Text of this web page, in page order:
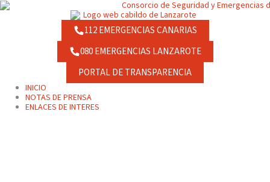
contenido
Ir
al
112 EMERGENCIAS CANARIAS
080 EMERGENCIAS LANZAROTE
PORTAL DE TRANSPARENCIA
INICIO
NOTAS DE PRENSA
ENLACES DE INTERES